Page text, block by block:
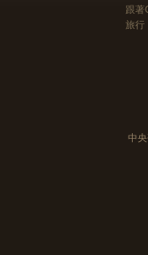
跟
旅行
中